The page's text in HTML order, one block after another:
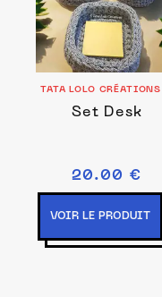
TATA LOLO CRÉATIONS
Set Desk
20.00 €
VOIR LE PRODUIT